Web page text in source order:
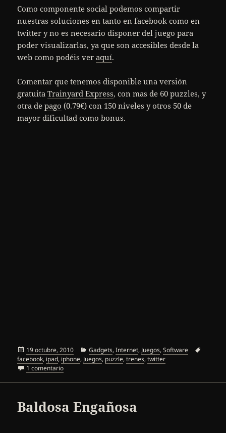
Como componente social podemos compartir
nuestras soluciones en tanto en facebook como en
twitter y no es necesario disponer del juego para
poder visualizarlas, ya que son accesibles desde la
web como podéis veraquí.
Comentar que tenemos disponible una versión
gratuitaTrainyard Express, con mas de 60 puzzles, y
otra depago (0.79€) con 150 niveles y otros 50 de
mayor dificultad como bonus.
Publicado
el
19 octubre, 2010 Categorías
Gadgets,Internet, Juegos,Software
facebook, ipad, iphone, Juegos, puzzle,trenes,twitter
1 comentarioen Trainyard
Baldosa Engañosa